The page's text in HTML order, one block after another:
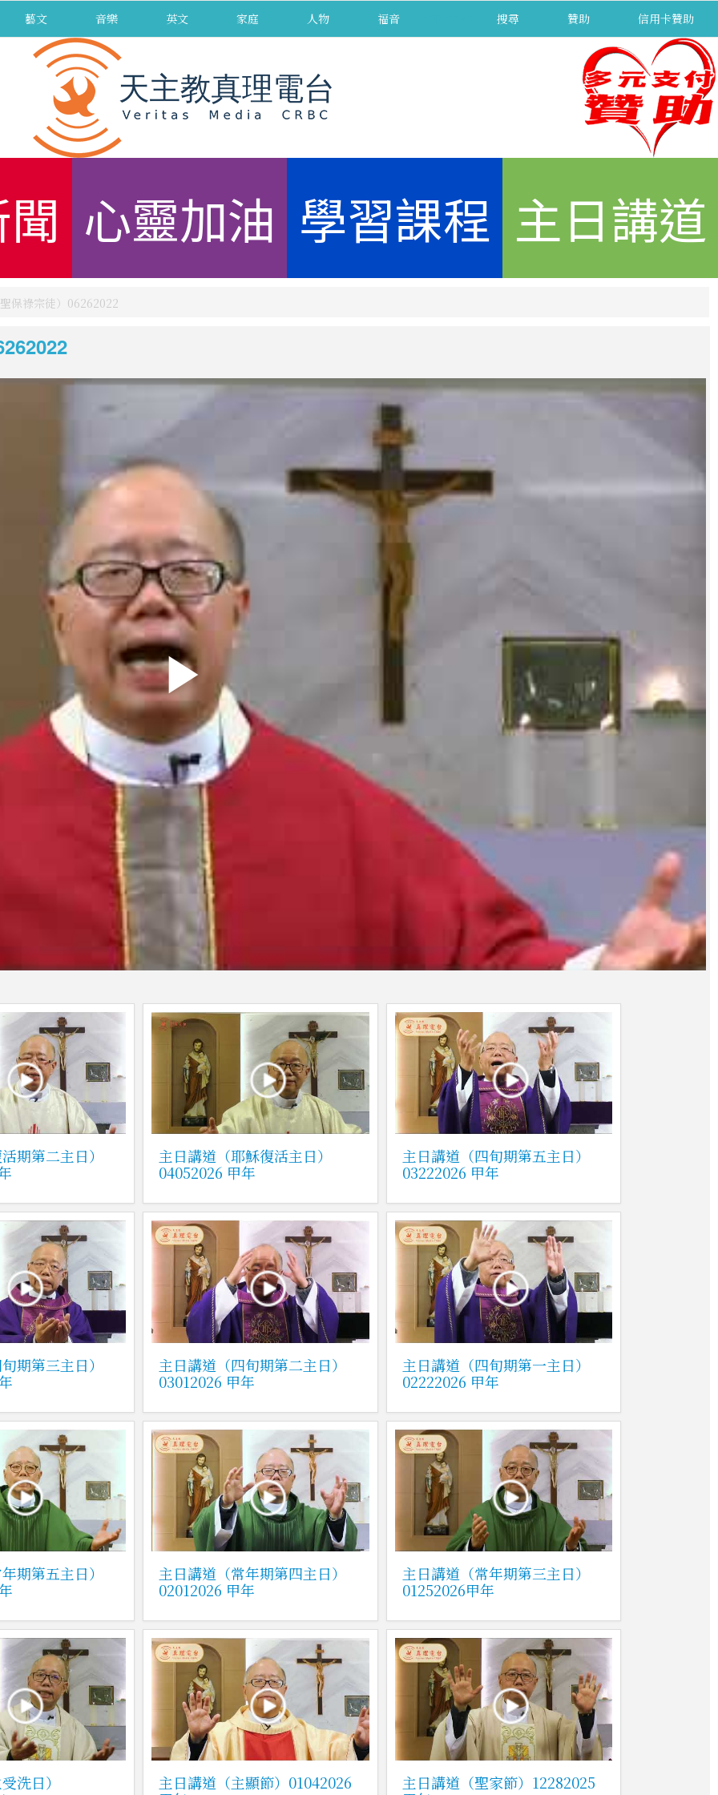
藝文 音樂 英文 家庭 人物 福音 搜尋 贊助 信用卡贊助
心靈加油 學習課程 主日講道
保祿宗徒）06262022
期第二主日）
主日講道（耶穌復活主日）
04052026 甲年
主日講道（四旬期第五主日）
03222026 甲年
期第三主日）
主日講道（四旬期第二主日）
03012026 甲年
主日講道（四旬期第一主日）
02222026 甲年
期第五主日）
主日講道（常年期第四主日）
02012026 甲年
主日講道（常年期第三主日）
01252026甲年
洗日）
主日講道（主顯節）01042026
主日講道（聖家節）12282025